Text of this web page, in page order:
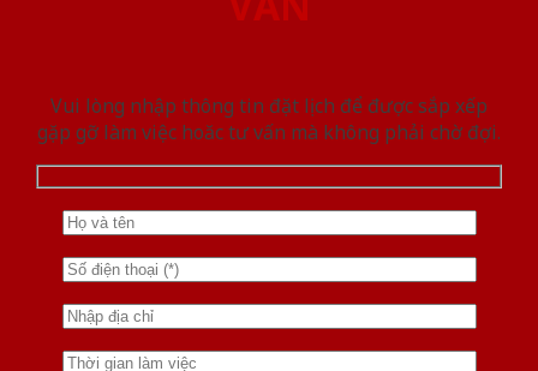
Vui lòng nhập thông tin đặt lịch để được sắp xếp
gặp gỡ làm việc hoăc tư vấn mà không phải chờ đợi.